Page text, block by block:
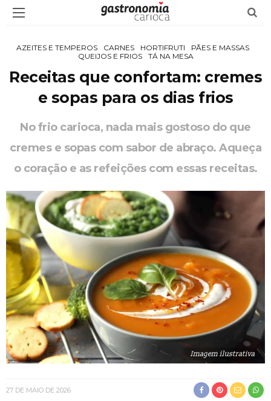
AZEITES E TEMPEROS CARNES HORTIFRUTI
PÃES E MASSAS
QUEIJOS E FRIOS
TÁ NA MESA
Receitas que confortam: cremes
e sopas para os dias frios
No frio carioca, nada mais gostoso do que
cremes e sopas com sabor de abraço. Aqueça
o coração e as refeições com essas receitas.
Imagem ilustrativa
27 DE MAIO DE 2026